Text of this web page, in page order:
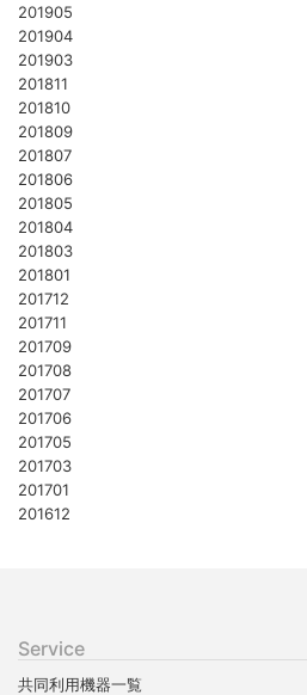
201905
201904
201903
201811
201810
201809
201807
201806
201805
201804
201803
201801
201712
201711
201709
201708
201707
201706
201705
201703
201701
201612
Service
共同利用機器一覧